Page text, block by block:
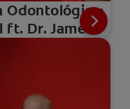
Odontológica:
ft. Dr. James